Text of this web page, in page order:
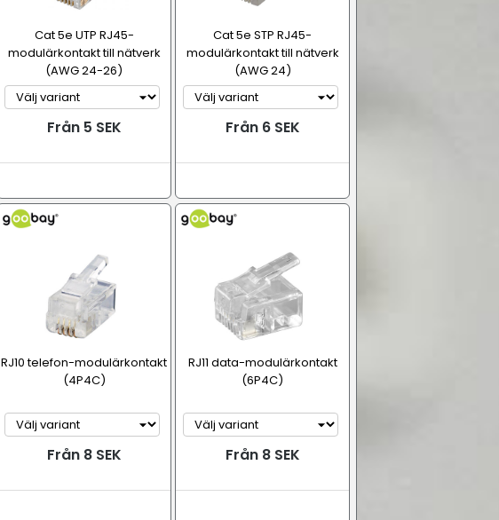
Cat 5e UTP RJ45-
modulärkontakt till nätverk
(AWG 24-26)
Från 5 SEK
Cat 5e STP RJ45-
modulärkontakt till nätverk
(AWG 24)
Från 6 SEK
RJ10 telefon-modulärkontakt
(4P4C)
Från 8 SEK
RJ11 data-modulärkontakt
(6P4C)
Från 8 SEK